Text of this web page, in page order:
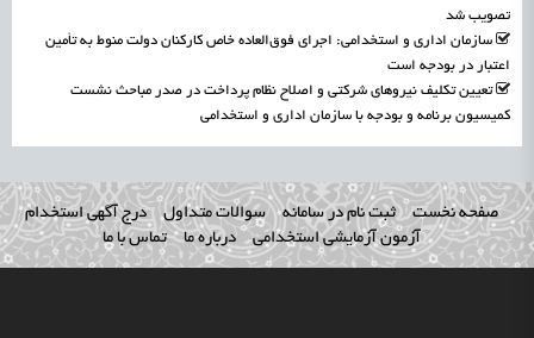
تصویب شد
سازمان اداری و استخدامی: اجرای فوق‌العاده خاص کارکنان دولت منوط به تأمین
اعتبار در بودجه است
تعیین تکلیف نیروهای شرکتی و اصلاح نظام پرداخت در صدر مباحث نشست
کمیسیون برنامه و بودجه با سازمان اداری و استخدامی
صفحه نخست ثبت نام در سامانه سوالات متداول
درج آگهی استخدام
آزمون آزمایشی استخدامی
درباره ما تماس با ما